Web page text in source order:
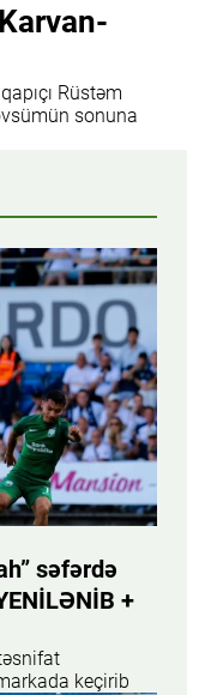
Rüstəm
sonuna
səfərdə
+
keçirib